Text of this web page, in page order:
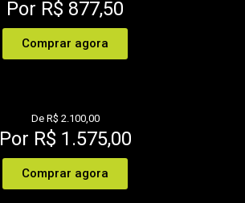
Por R$ 877,50
Comprar agora
De R$ 2.100,00
Por R$ 1.575,00
Comprar agora